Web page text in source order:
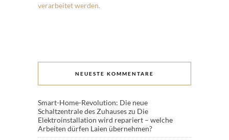
verarbeitet werden.
NEUESTE KOMMENTARE
Smart-Home-Revolution: Die neue
Schaltzentrale des Zuhauseszu Die
Elektroinstallation wird repariert – welche
Arbeiten dürfen Laien übernehmen?